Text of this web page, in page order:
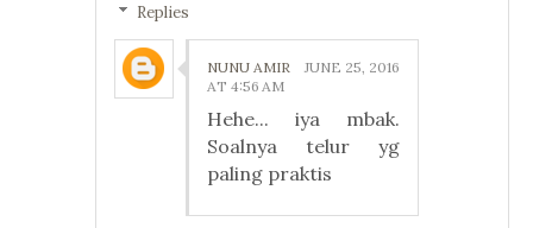
Replies
NUNU AMIR
JUNE 25, 2016
AT 4:56 AM
Hehe... iya mbak.
Soalnya telur yg
paling praktis